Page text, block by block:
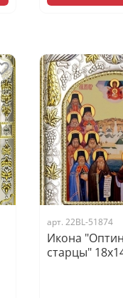
арт. 22BL-51874
Икона
старцы"